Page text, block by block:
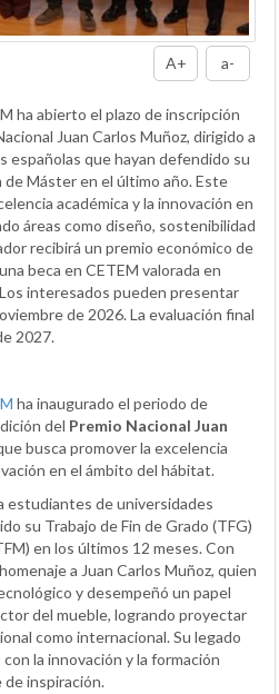
A+ a-
ha abierto el plazo de inscripción
Juan Carlos Muñoz, dirigido a
españolas que hayan defendido su
de Máster en el último año. Este
académica y la innovación en
áreas como diseño, sostenibilidad
recibirá un premio económico de
beca en CETEM valorada en
interesados pueden presentar
de 2026. La evaluación final
2027.
ha inaugurado el periodo de
del Premio Nacional Juan
busca promover la excelencia
en el ámbito del hábitat.
estudiantes de universidades
su Trabajo de Fin de Grado (TFG)
en los últimos 12 meses. Con
a Juan Carlos Muñoz, quien
y desempeñó un papel
del mueble, logrando proyectar
como internacional. Su legado
la innovación y la formación
inspiración.